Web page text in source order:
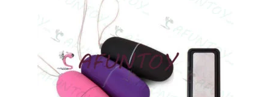
may
chosen
on
the